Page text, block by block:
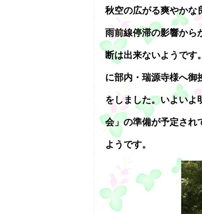
秋空の広がる爽やかな
雨前線停滞の影響から
断は出来ないようで
に部内・瑞源寺様へ御
をしました。いよいよ
会」の準備が予定され
ようです。